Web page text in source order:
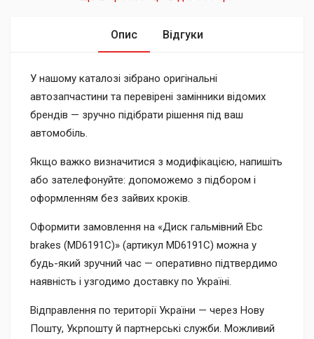
Опис Відгуки
У нашому каталозі зібрано оригінальні
автозапчастини та перевірені замінники відомих
брендів — зручно підібрати рішення під ваш
автомобіль.
Якщо важко визначитися з модифікацією, напишіть
або зателефонуйте: допоможемо з підбором і
оформленням без зайвих кроків.
Оформити замовлення на «Диск гальмівний Ebc
brakes (MD6191C)» (артикул MD6191C) можна у
будь-який зручний час — оперативно підтвердимо
наявність і узгодимо доставку по Україні.
Відправлення по території України — через Нову
Пошту, Укрпошту й партнерські служби. Можливий